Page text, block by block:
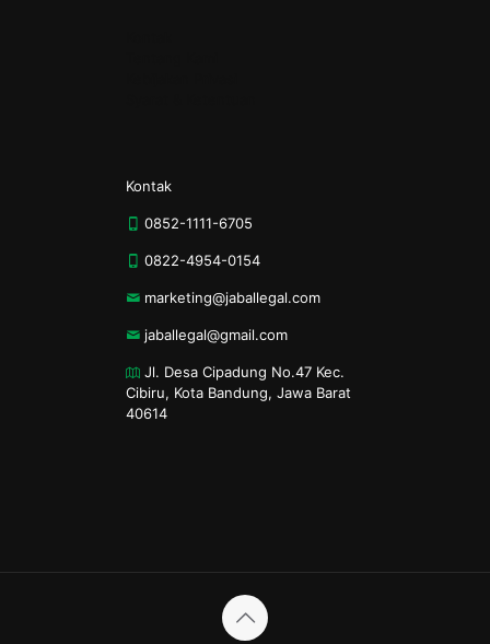
Kontak
0852-1111-6705
0822-4954-0154
marketing@jaballegal.com
jaballegal@gmail.com
Jl. Desa Cipadung No.47 Kec.
Cibiru, Kota Bandung, Jawa Barat
40614